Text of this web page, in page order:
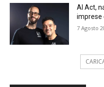
AI Act,
imprese
7 Agosto